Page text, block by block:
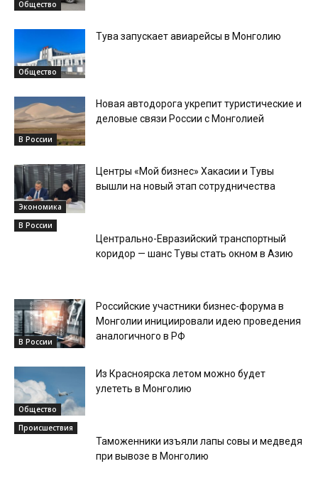
Общество
Общество
Тува запускает авиарейсы в Монголию
В России
Новая автодорога укрепит туристические и
деловые связи России с Монголией
Экономика
Центры «Мой бизнес» Хакасии и Тувы
вышли на новый этап сотрудничества
В России
Центрально-Евразийский транспортный
коридор — шанс Тувы стать окном в Азию
В России
Российские участники бизнес-форума в
Монголии инициировали идею проведения
аналогичного в РФ
Общество
Из Красноярска летом можно будет
улететь в Монголию
Происшествия
Таможенники изъяли лапы совы и медведя
при вывозе в Монголию